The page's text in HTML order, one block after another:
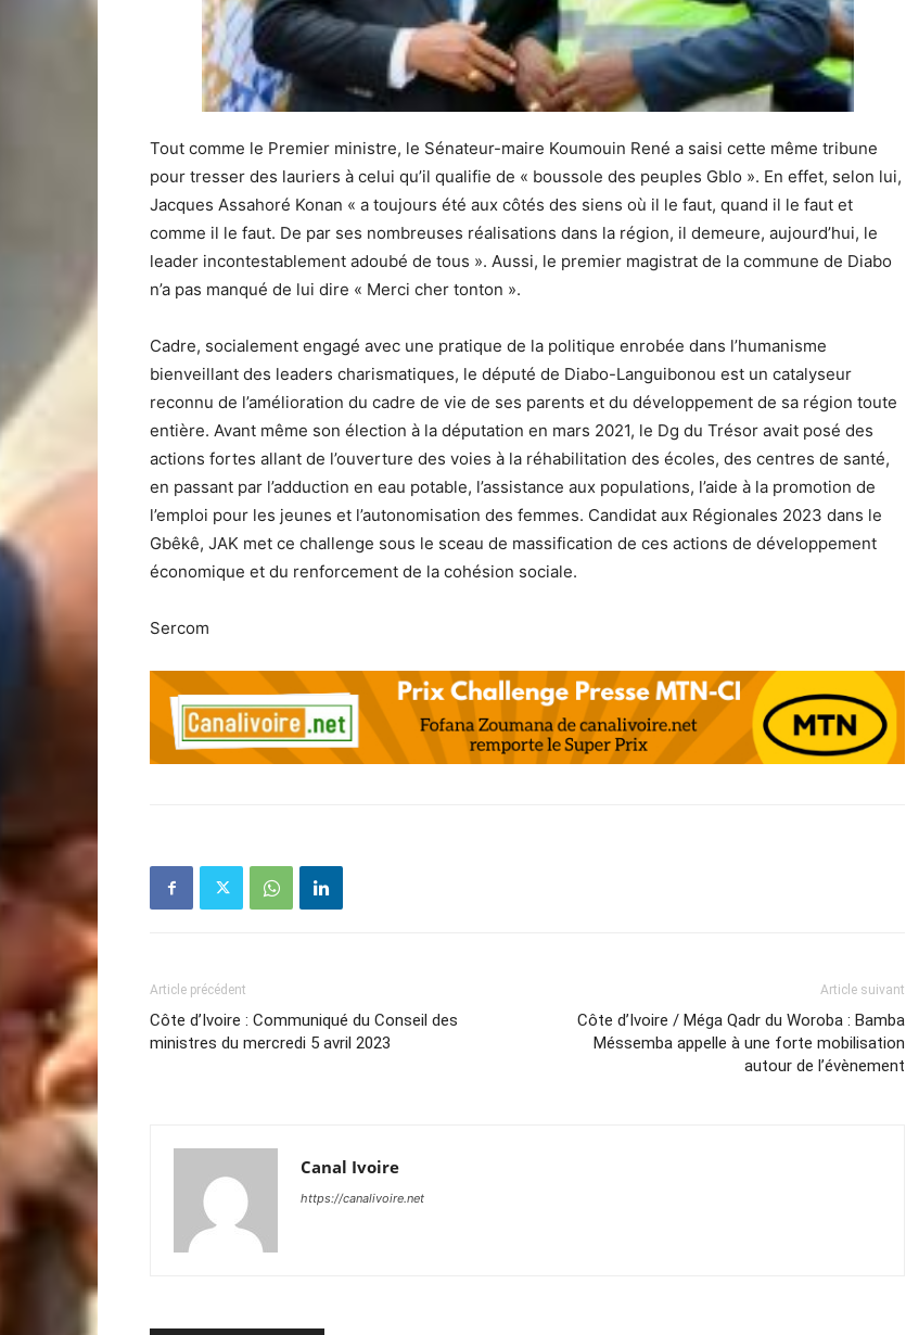
Tout comme le Premier ministre, le Sénateur-maire Koumouin René a saisi cette même tribune
pour tresser des lauriers à celui qu’il qualifie de « boussole des peuples Gblo ». En effet, selon lui,
Jacques Assahoré Konan « a toujours été aux côtés des siens où il le faut, quand il le faut et
comme il le faut. De par ses nombreuses réalisations dans la région, il demeure, aujourd’hui, le
leader incontestablement adoubé de tous ». Aussi, le premier magistrat de la commune de Diabo
n’a pas manqué de lui dire « Merci cher tonton ».
Cadre, socialement engagé avec une pratique de la politique enrobée dans l’humanisme
bienveillant des leaders charismatiques, le député de Diabo-Languibonou est un catalyseur
reconnu de l’amélioration du cadre de vie de ses parents et du développement de sa région toute
entière. Avant même son élection à la députation en mars 2021, le Dg du Trésor avait posé des
actions fortes allant de l’ouverture des voies à la réhabilitation des écoles, des centres de santé,
en passant par l’adduction en eau potable, l’assistance aux populations, l’aide à la promotion de
l’emploi pour les jeunes et l’autonomisation des femmes. Candidat aux Régionales 2023 dans le
Gbêkê, JAK met ce challenge sous le sceau de massification de ces actions de développement
économique et du renforcement de la cohésion sociale.
Sercom
Article précédent
Côte d’Ivoire : Communiqué du Conseil des
ministres du mercredi 5 avril 2023
Article suivant
Côte d’Ivoire / Méga Qadr du Woroba : Bamba
Méssemba appelle à une forte mobilisation
autour de l’évènement
Canal Ivoire
https://canalivoire.net